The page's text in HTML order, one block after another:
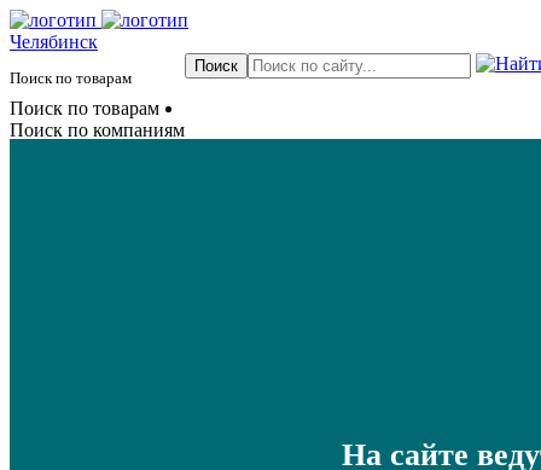
Челябинск
Поиск по товарам
Поиск по товарам
Поиск по компаниям
На сайте